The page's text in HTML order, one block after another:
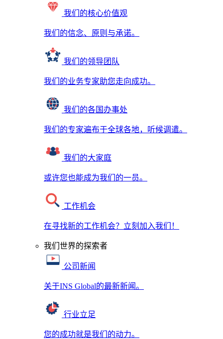
我们的核心价值观
我们的信念、原则与承诺。
我们的领导团队
我们的业务专家助您走向成功。
我们的各国办事处
我们的专家遍布于全球各地，听候调遣。
我们的大家庭
或许您也能成为我们的一员。
工作机会
在寻找新的工作机会？立刻加入我们！
我们世界的探索者
公司新闻
关于INS Global的最新新闻。
行业立足
您的成功就是我们的动力。